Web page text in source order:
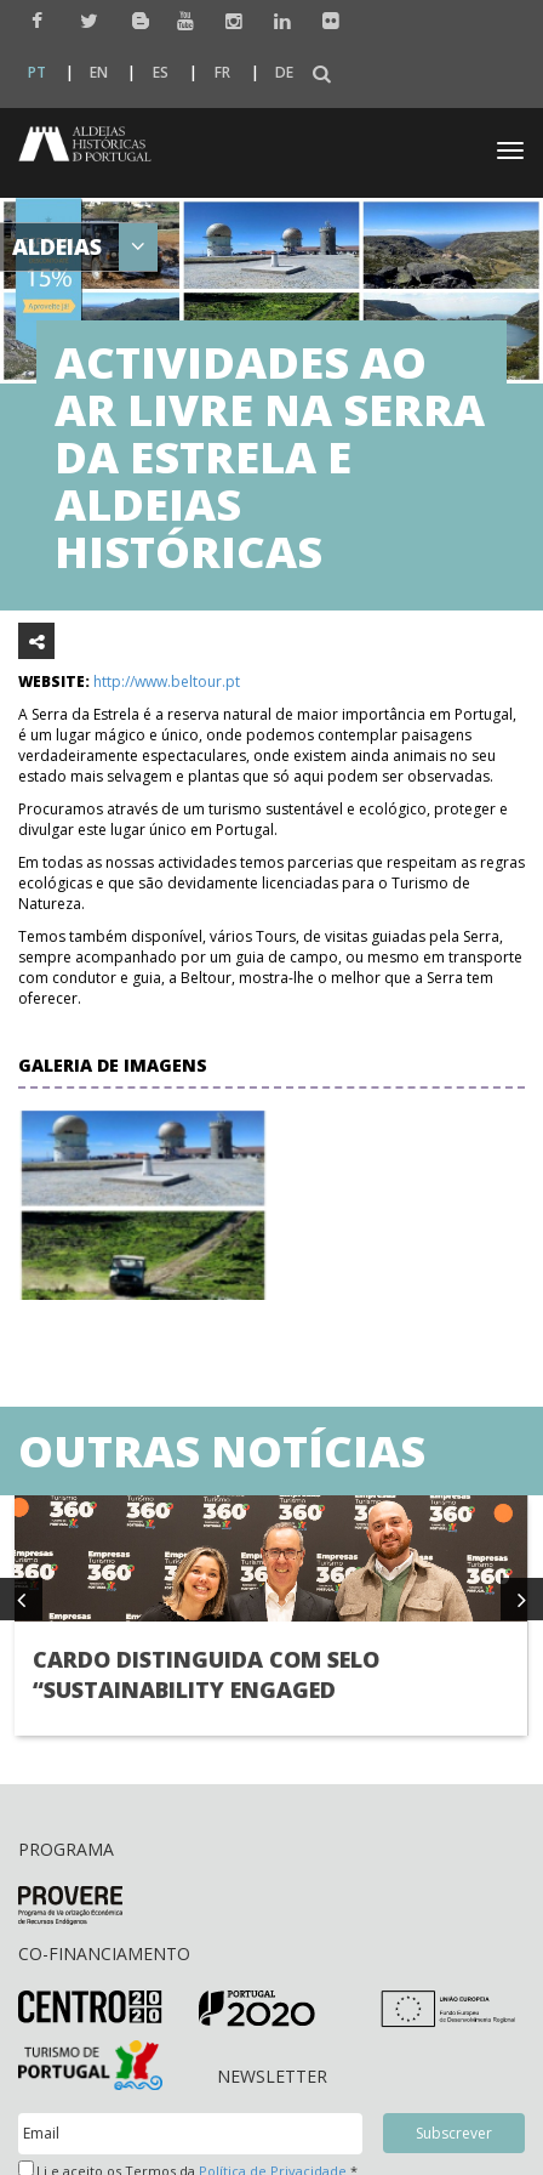
PT EN ES FR DE
ALDEIAS
ACTIVIDADES AO
AR LIVRE NA SERRA
DA ESTRELA E
ALDEIAS
HISTÓRICAS
WEBSITE: http://www.beltour.pt
A Serra da Estrela é a reserva natural de maior importância em Portugal,
é um lugar mágico e único, onde podemos contemplar paisagens
verdadeiramente espectaculares, onde existem ainda animais no seu
estado mais selvagem e plantas que só aqui podem ser observadas.
Procuramos através de um turismo sustentável e ecológico, proteger e
divulgar este lugar único em Portugal.
Em todas as nossas actividades temos parcerias que respeitam as regras
ecológicas e que são devidamente licenciadas para o Turismo de
Natureza.
Temos também disponível, vários Tours, de visitas guiadas pela Serra,
sempre acompanhado por um guia de campo, ou mesmo em transporte
com condutor e guia, a Beltour, mostra-lhe o melhor que a Serra tem
oferecer.
GALERIA DE IMAGENS
OUTRAS NOTÍCIAS
CARDO DISTINGUIDA COM SELO
“SUSTAINABILITY ENGAGED
PROGRAMA
CO-FINANCIAMENTO
NEWSLETTER
Li e aceito os Termos da Política de Privacidade *